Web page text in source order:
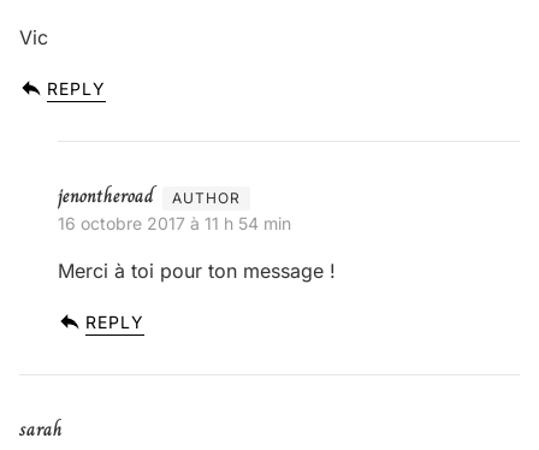
Vic
REPLY
jenontheroad
16 octobre 2017 à 11 h 54 min
Merci à toi pour ton message !
REPLY
sarah